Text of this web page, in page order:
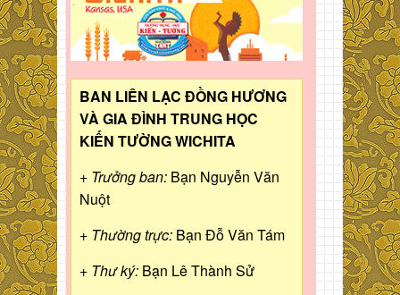
BAN LIÊN LẠC ĐỒNG HƯƠNG
VÀ GIA ĐÌNH TRUNG HỌC
KIẾN TƯỜNG WICHITA
+ Trưởng ban: Bạn Nguyễn Văn
Nuột
+ Thường trực: Bạn Đỗ Văn Tám
+ Thư ký: Bạn Lê Thành Sử